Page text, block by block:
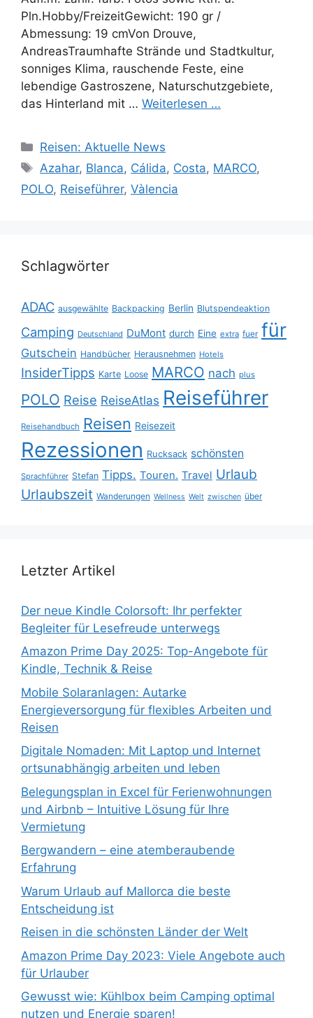
Pln.Hobby/FreizeitGewicht: 190 gr /
Abmessung: 19 cmVon Drouve,
AndreasTraumhafte Strände und Stadtkultur,
sonniges Klima, rauschende Feste, eine
lebendige Gastroszene, Naturschutzgebiete,
das Hinterland mit … Weiterlesen …
Kategorien
Reisen: Aktuelle News
Schlagwörter
Azahar, Blanca, Cálida, Costa, MARCO,
POLO, Reiseführer, Vàlencia
Schlagwörter
ADAC ausgewählte Backpacking Berlin Blutspendeaktion
Camping Deutschland DuMont durch Eine extra fuer für
Gutschein Handbücher Herausnehmen Hotels
InsiderTipps Karte Loose MARCO nach plus
POLO Reise ReiseAtlas Reiseführer
Reisehandbuch Reisen Reisezeit
Rezessionen Rucksack schönsten
Sprachführer Stefan Tipps. Touren. Travel Urlaub
Urlaubszeit Wanderungen Wellness Welt zwischen über
Letzter Artikel
Der neue Kindle Colorsoft: Ihr perfekter
Begleiter für Lesefreude unterwegs
Amazon Prime Day 2025: Top-Angebote für
Kindle, Technik & Reise
Mobile Solaranlagen: Autarke
Energieversorgung für flexibles Arbeiten und
Reisen
Digitale Nomaden: Mit Laptop und Internet
ortsunabhängig arbeiten und leben
Belegungsplan in Excel für Ferienwohnungen
und Airbnb – Intuitive Lösung für Ihre
Vermietung
Bergwandern – eine atemberaubende
Erfahrung
Warum Urlaub auf Mallorca die beste
Entscheidung ist
Reisen in die schönsten Länder der Welt
Amazon Prime Day 2023: Viele Angebote auch
für Urlauber
Gewusst wie: Kühlbox beim Camping optimal
nutzen und Energie sparen!